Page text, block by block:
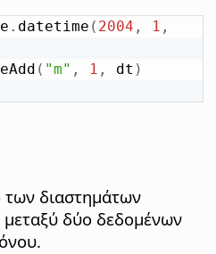
. datetime ( 2004 , 1 ,
( "m" , 1 , dt )
των διαστημάτων
δύο δεδομένων